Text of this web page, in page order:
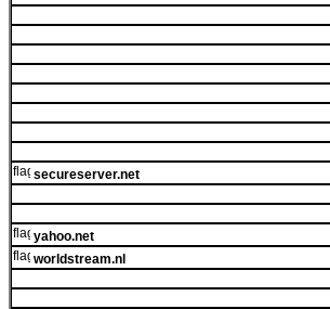
secureserver.net
yahoo.net
worldstream.nl